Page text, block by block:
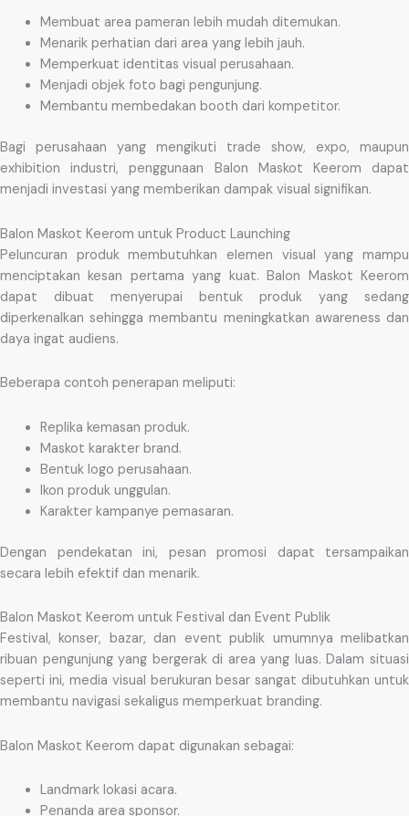
Membuat area pameran lebih mudah ditemukan.
Menarik perhatian dari area yang lebih jauh.
Memperkuat identitas visual perusahaan.
Menjadi objek foto bagi pengunjung.
Membantu membedakan booth dari kompetitor.
Bagi perusahaan yang mengikuti trade show, expo, maupun
exhibition industri, penggunaan Balon Maskot Keerom dapat
menjadi investasi yang memberikan dampak visual signifikan.
Balon Maskot Keerom untuk Product Launching
Peluncuran produk membutuhkan elemen visual yang mampu
menciptakan kesan pertama yang kuat. Balon Maskot Keerom
dapat dibuat menyerupai bentuk produk yang sedang
diperkenalkan sehingga membantu meningkatkan awareness dan
daya ingat audiens.
Beberapa contoh penerapan meliputi:
Replika kemasan produk.
Maskot karakter brand.
Bentuk logo perusahaan.
Ikon produk unggulan.
Karakter kampanye pemasaran.
Dengan pendekatan ini, pesan promosi dapat tersampaikan
secara lebih efektif dan menarik.
Balon Maskot Keerom untuk Festival dan Event Publik
Festival, konser, bazar, dan event publik umumnya melibatkan
ribuan pengunjung yang bergerak di area yang luas. Dalam situasi
seperti ini, media visual berukuran besar sangat dibutuhkan untuk
membantu navigasi sekaligus memperkuat branding.
Balon Maskot Keerom dapat digunakan sebagai:
Landmark lokasi acara.
Penanda area sponsor.